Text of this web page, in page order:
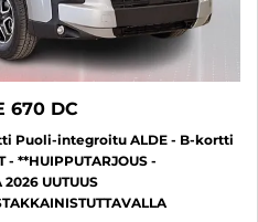
670 DC
Puoli-integroitu ALDE - B-kortti
- **HUIPPUTARJOUS -
2026 UUTUUS